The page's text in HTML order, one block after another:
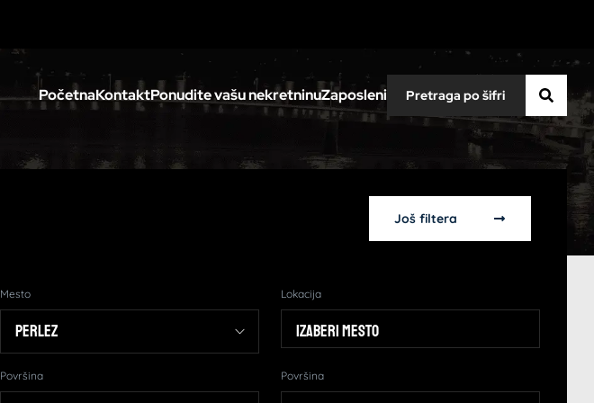
PočetnaKontaktPonudite vašu nekretninuZaposleni
Još filtera
Mesto Lokacija
Izaberi mesto
Površina Površina